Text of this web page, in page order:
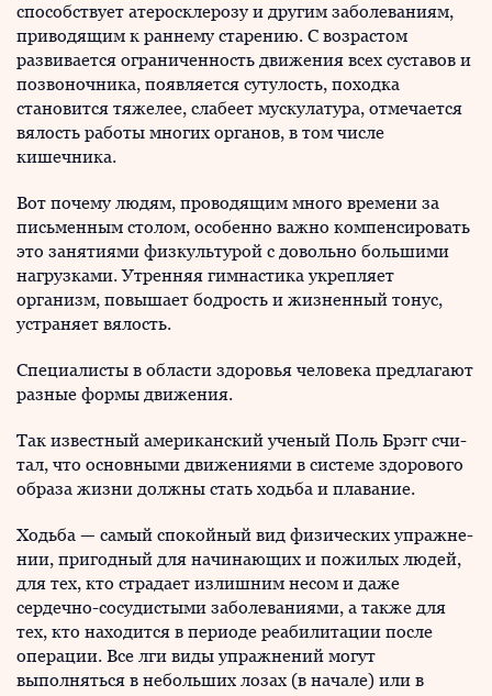
способствует атеро­склерозу и другим заболеваниям,
приводящим к раннему старению. С возрастом
развивается ограниченность дви­жения всех суставов и
позвоночника, появляется суту­лость, походка
становится тяжелее, слабеет мускулатура, отмечается
вялость работы многих органов, в том числе
кишечника.
Вот почему людям, проводящим много времени за
письменным столом, особенно важно компенсировать
это занятиями физкультурой с довольно большими
нагрузка­ми. Утренняя гимнастика укрепляет
организм, повышает бодрость и жизненный тонус,
устраняет вялость.
Специалисты в области здоровья человека предлагают
разные формы движения.
Так известный американский ученый Поль Брэгг счи­
тал, что основными движениями в системе здорового
образа жизни должны стать ходьба и плавание.
Ходьба — самый спокойный вид физических упражне­
нии, пригодный для начинающих и пожилых людей,
для тех, кто страдает излишним несом и даже
сердечно-со­судистыми заболеваниями, а также для
тех, кто находится в периоде реабилитации после
операции. Все лги виды упражнений могут
выполняться в небольших лозах (в начале) или в